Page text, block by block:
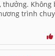
thưởng. Không
trình